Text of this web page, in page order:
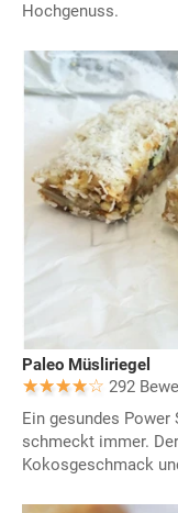
Hochgenuss.
Paleo Müsliriegel
292
Ein gesundes
schmeckt immer.
Kokosgeschmack